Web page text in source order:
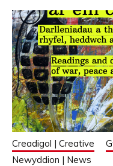
Creadigol | Creative
Newyddion | News